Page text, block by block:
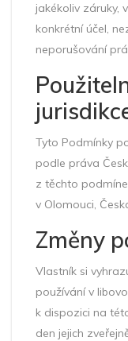
jakékoliv záruky,
konkrétní účel,
neporušování
Tyto Podmínky
podle práva
z těchto
v Olomouci,
Změny
Vlastník si
používání v
k dispozici na
den jejich